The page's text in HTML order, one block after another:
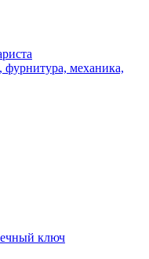
фурнитура, механика,
ключ